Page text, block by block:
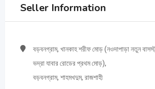
Seller Information
বড়বনগ্রাম, খানকাহ শরীফ মোড় (নওদাপাড়া নতুন
ভদ্রা যাবার রোডের প্রথম মোড়),
বড়বনগ্রাম, শাহমখদুম, রাজশাহী